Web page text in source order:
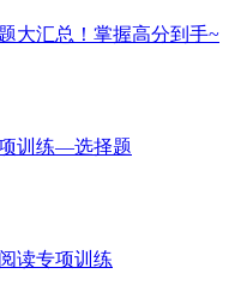
大汇总！掌握高分到手~
训练—选择题
读专项训练